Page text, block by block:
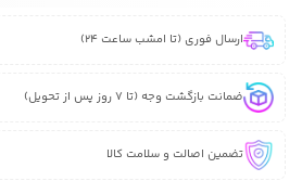
ارسال فوری (تا امشب ساعت 24)
ضمانت بازگشت وجه (تا 7 روز پس از تحویل)
تضمین اصالت و سلامت کالا